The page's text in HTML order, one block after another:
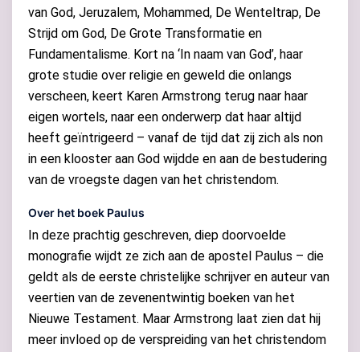
van God, Jeruzalem, Mohammed, De Wenteltrap, De
Strijd om God, De Grote Transformatie en
Fundamentalisme. Kort na ‘In naam van God’, haar
grote studie over religie en geweld die onlangs
verscheen, keert Karen Armstrong terug naar haar
eigen wortels, naar een onderwerp dat haar altijd
heeft geïntrigeerd – vanaf de tijd dat zij zich als non
in een klooster aan God wijdde en aan de bestudering
van de vroegste dagen van het christendom.
Over het boek Paulus
In deze prachtig geschreven, diep doorvoelde
monografie wijdt ze zich aan de apostel Paulus – die
geldt als de eerste christelijke schrijver en auteur van
veertien van de zevenentwintig boeken van het
Nieuwe Testament. Maar Armstrong laat zien dat hij
meer invloed op de verspreiding van het christendom